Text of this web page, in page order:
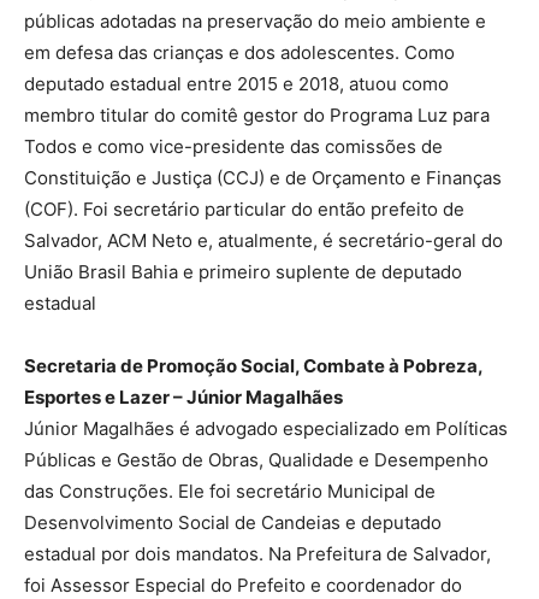
públicas adotadas na preservação do meio ambiente e
em defesa das crianças e dos adolescentes. Como
deputado estadual entre 2015 e 2018, atuou como
membro titular do comitê gestor do Programa Luz para
Todos e como vice-presidente das comissões de
Constituição e Justiça (CCJ) e de Orçamento e Finanças
(COF). Foi secretário particular do então prefeito de
Salvador, ACM Neto e, atualmente, é secretário-geral do
União Brasil Bahia e primeiro suplente de deputado
estadual
Secretaria de Promoção Social, Combate à Pobreza,
Esportes e Lazer – Júnior Magalhães
Júnior Magalhães é advogado especializado em Políticas
Públicas e Gestão de Obras, Qualidade e Desempenho
das Construções. Ele foi secretário Municipal de
Desenvolvimento Social de Candeias e deputado
estadual por dois mandatos. Na Prefeitura de Salvador,
foi Assessor Especial do Prefeito e coordenador do